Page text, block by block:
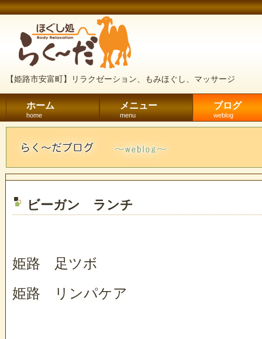
【姫路市安富町】リラクゼーション、もみほぐし、マッサージ
ホーム
home
メニュー
menu
ブログ
weblog
ビーガン ランチ
姫路 足ツボ
姫路 リンパケア